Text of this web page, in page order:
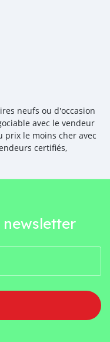
neufs ou d'occasion
avec le vendeur
prix le moins cher avec
certifiés,